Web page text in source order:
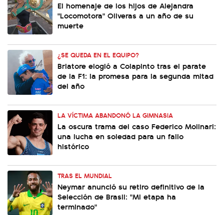
El homenaje de los hijos de Alejandra
"Locomotora" Oliveras a un año de su
muerte
¿SE QUEDA EN EL EQUIPO?
Briatore elogió a Colapinto tras el parate
de la F1: la promesa para la segunda mitad
del año
LA VÍCTIMA ABANDONÓ LA GIMNASIA
La oscura trama del caso Federico Molinari:
una lucha en soledad para un fallo
histórico
TRAS EL MUNDIAL
Neymar anunció su retiro definitivo de la
Selección de Brasil: "Mi etapa ha
terminado"